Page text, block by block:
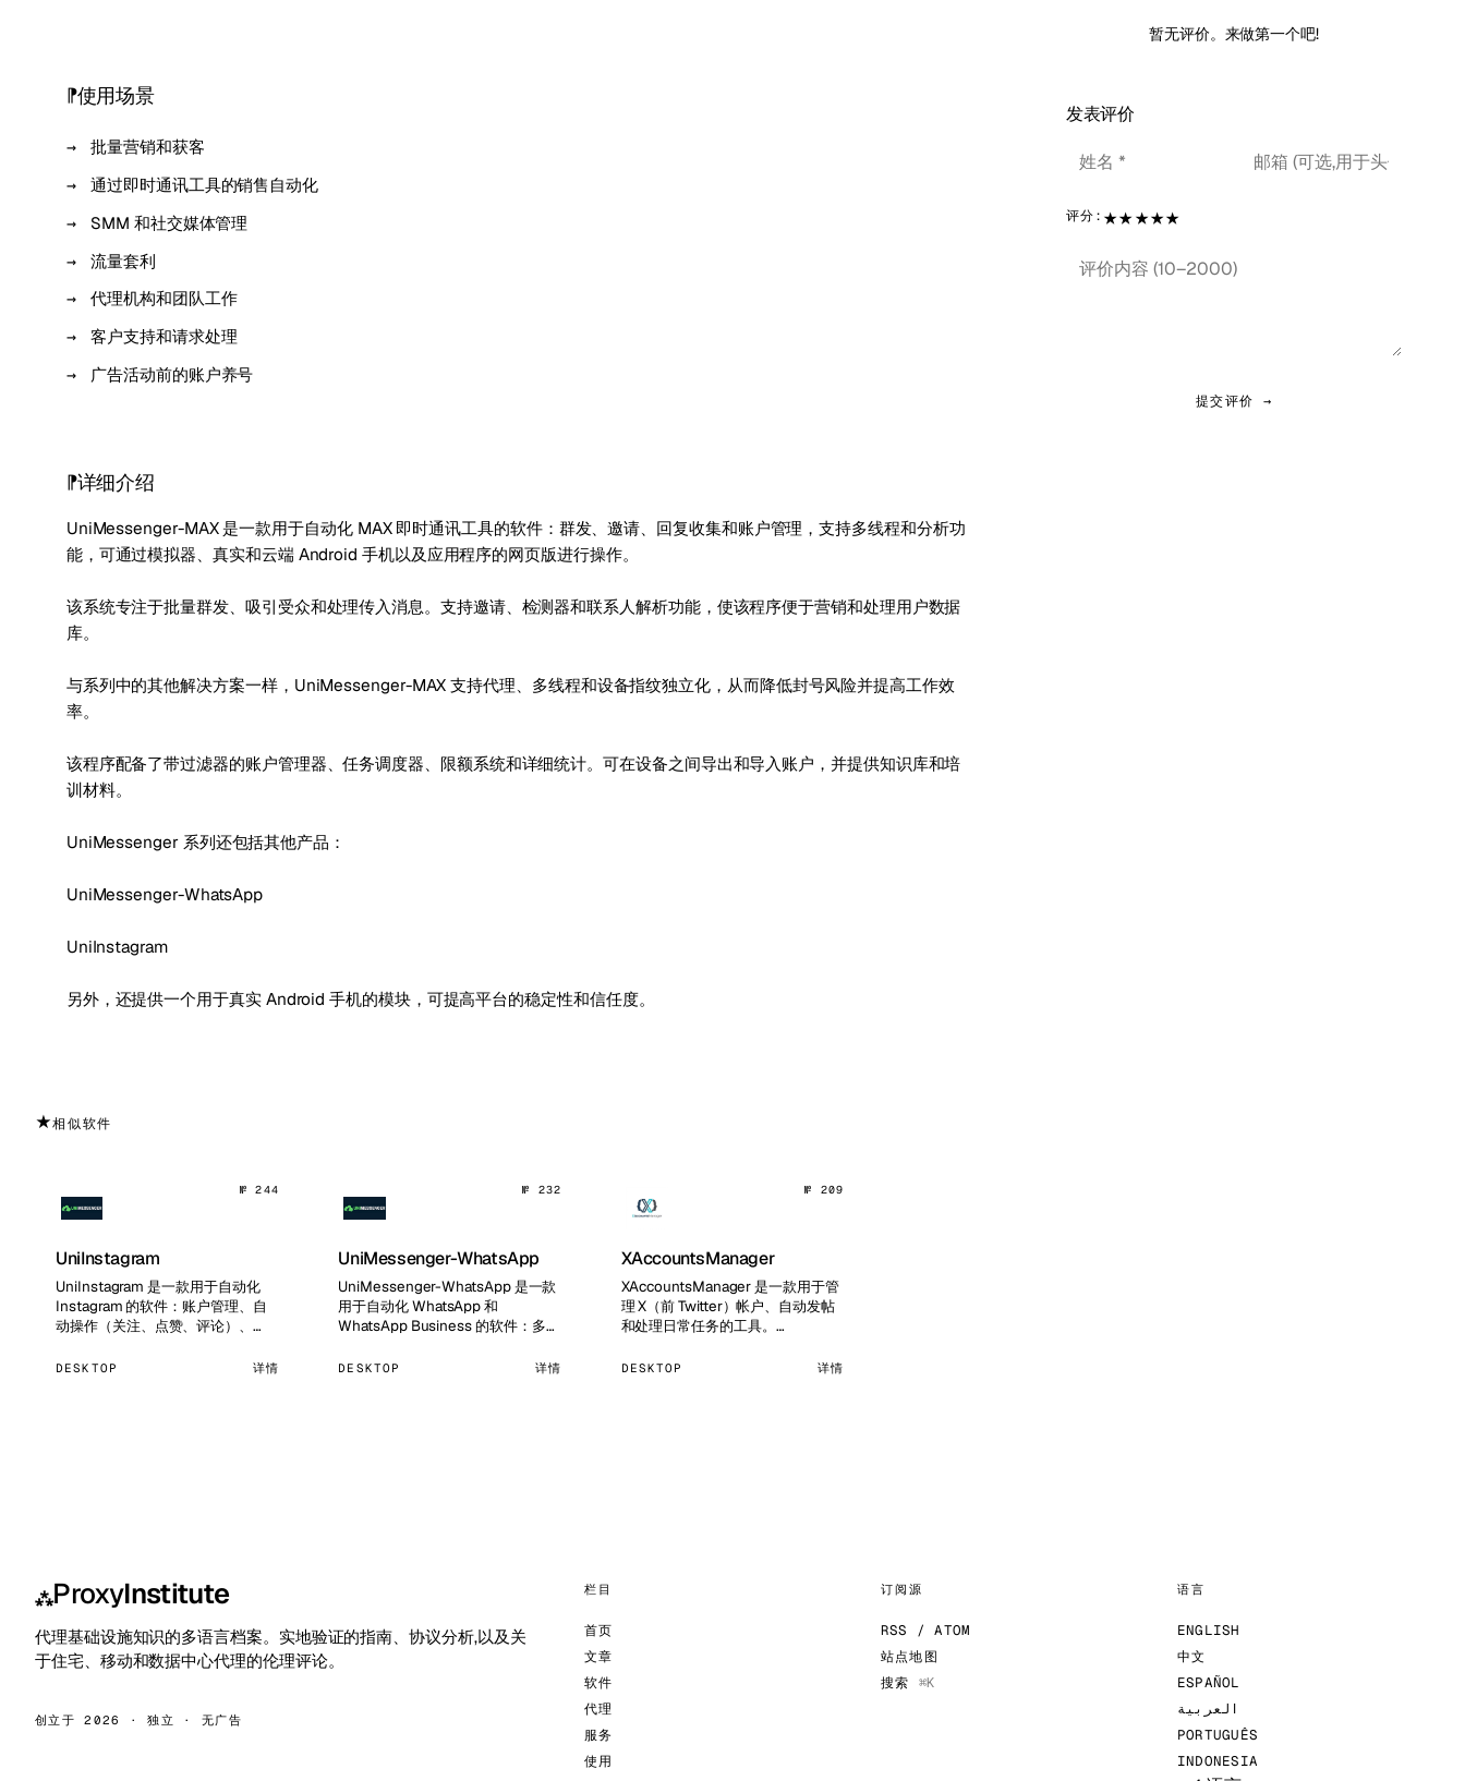
使用场景
批量营销和获客
通过即时通讯工具的销售自动化
SMM 和社交媒体管理
流量套利
代理机构和团队工作
客户支持和请求处理
广告活动前的账户养号
详细介绍
UniMessenger-MAX 是一款用于自动化 MAX 即时通讯工具的软件：群发、邀请、回复收集和账户管理，支持多线程和分析功
能，可通过模拟器、真实和云端 Android 手机以及应用程序的网页版进行操作。
该系统专注于批量群发、吸引受众和处理传入消息。支持邀请、检测器和联系人解析功能，使该程序便于营销和处理用户数据
库。
与系列中的其他解决方案一样，UniMessenger-MAX 支持代理、多线程和设备指纹独立化，从而降低封号风险并提高工作效
率。
该程序配备了带过滤器的账户管理器、任务调度器、限额系统和详细统计。可在设备之间导出和导入账户，并提供知识库和培
训材料。
UniMessenger 系列还包括其他产品：
UniMessenger-WhatsApp
UniInstagram
另外，还提供一个用于真实 Android 手机的模块，可提高平台的稳定性和信任度。
暂无评价。来做第一个吧!
发表评价
评分: ★★★★★
提交评价 →
★相似软件
№ 244
UniInstagram
UniInstagram 是一款用于自动化
Instagram 的软件：账户管理、自
动操作（关注、点赞、评论）、
Android 设备进行自动发布。…
DESKTOP 详情
№ 232
UniMessenger-WhatsApp
UniMessenger-WhatsApp 是一款
用于自动化 WhatsApp 和
WhatsApp Business 的软件：多账
发以及通过模拟器、真实和云端
DESKTOP 详情
№ 209
XAccountsManager
XAccountsManager 是一款用于管
理 X（前 Twitter）帐户、自动发帖
和处理日常任务的工具。…
DESKTOP 详情
⁂ProxyInstitute
代理基础设施知识的多语言档案。实地验证的指南、协议分析,以及关
于住宅、移动和数据中心代理的伦理评论。
创立于 2026 · 独立 · 无广告
栏目
首页
文章
软件
代理
服务
使用
订阅源
RSS / ATOM
站点地图
搜索 ⌘K
语言
ENGLISH
中文
ESPAÑOL
العربية
PORTUGUÊS
INDONESIA